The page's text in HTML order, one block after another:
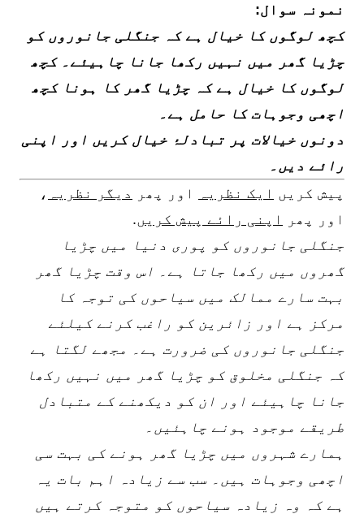
نمونہ سوال:
کچھ لوگوں کا خیال ہے کہ جنگلی جانوروں کو
چڑیا گھر میں نہیں رکھا جانا چاہیئے۔ کچھ
لوگوں کا خیال ہے کہ چڑیا گھر کا ہونا کچھ
اچھی وجوہات کا حامل ہے۔
دونوں خیالات پر تبادلۂ خیال کریں اور اپنی
رائے دیں۔
پیش کریں ایک نظریہ اور پھر دیگر نظریہ ،
اور پھر
اپنی رائے پیش کریں.
جنگلی جانوروں کو پوری دنیا میں چڑیا
گھروں میں رکھا جاتا ہے۔ اس وقت چڑیا گھر
بہت سارے ممالک میں سیاحوں کی توجہ کا
مرکز ہے اور زائرین کو راغب کرنے کیلئے
جنگلی جانوروں کی ضرورت ہے۔ مجھے لگتا ہے
کہ جنگلی مخلوق کو چڑیا گھر میں نہیں رکھا
جانا چاہیئے اور ان کو دیکھنے کے متبادل
طریقے موجود ہونے چاہئیں۔
ہمارے شہروں میں چڑیا گھر ہونے کی بہت سی
اچھی وجوہات ہیں۔ سب سے زیادہ اہم بات یہ
ہے کہ وہ زیادہ سیاحوں کو متوجہ کرتے ہیں